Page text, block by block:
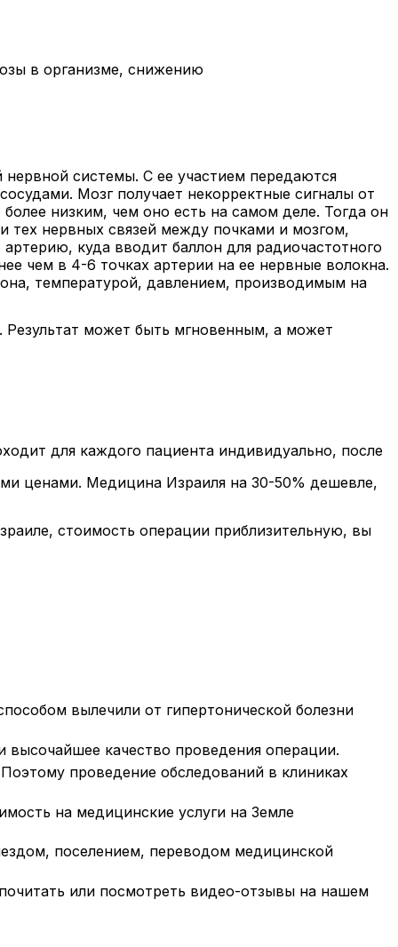
в организме, снижению
системы. С ее участием передаются
Мозг получает некорректные сигналы от
низким, чем оно есть на самом деле. Тогда он
тех нервных связей между почками и мозгом,
куда вводит баллон для радиочастотного
чем в 4-6 точках артерии на ее нервные волокна.
температурой, давлением, производимым на
может быть мгновенным, а может
для каждого пациента индивидуально, после
ценами. Медицина Израиля на 30-50% дешевле,
стоимость операции приблизительную, вы
вылечили от гипертонической болезни
высочайшее качество проведения операции.
проведение обследований в клиниках
на медицинские услуги на Земле
поселением, переводом медицинской
или посмотреть видео-отзывы на нашем